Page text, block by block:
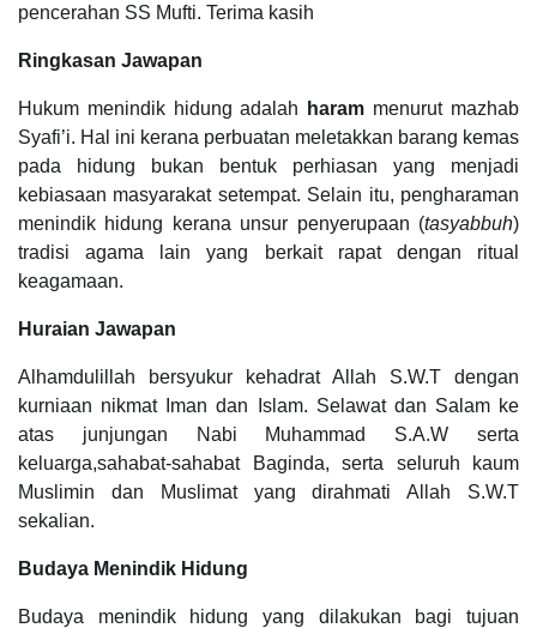
pencerahan SS Mufti. Terima kasih
Ringkasan Jawapan
Hukum menindik hidung adalah haram menurut mazhab
Syafi’i. Hal ini kerana perbuatan meletakkan barang kemas
pada hidung bukan bentuk perhiasan yang menjadi
kebiasaan masyarakat setempat. Selain itu, pengharaman
menindik hidung kerana unsur penyerupaan (tasyabbuh)
tradisi agama lain yang berkait rapat dengan ritual
keagamaan.
Huraian Jawapan
Alhamdulillah bersyukur kehadrat Allah S.W.T dengan
kurniaan nikmat Iman dan Islam. Selawat dan Salam ke
atas junjungan Nabi Muhammad S.A.W serta
keluarga,sahabat-sahabat Baginda, serta seluruh kaum
Muslimin dan Muslimat yang dirahmati Allah S.W.T
sekalian.
Budaya Menindik Hidung
Budaya menindik hidung yang dilakukan bagi tujuan